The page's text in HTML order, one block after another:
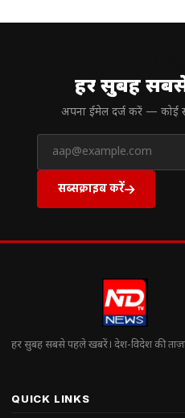
हर सुबह
अपना ईमेल दर्ज करें — कोई
सब्सक्राइब करें
हर सुबह सबसे पहले खबरें। देश-विदेश की
QUICK LINKS